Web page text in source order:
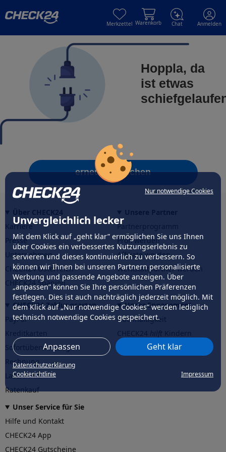
Nur notwendige Cookies
Unvergleichlich lecker
Mit dem Klick auf „geht klar” ermöglichen Sie uns Ihnen
über Cookies ein verbessertes Nutzungserlebnis zu
servieren und dieses kontinuierlich zu verbessern. So
können wir Ihnen bei unseren Partnern personalisierte
Werbung und passende Angebote anzeigen. Über
„anpassen” können Sie Ihre persönlichen Präferenzen
festlegen. Dies ist auch nachträglich jederzeit möglich. Mit
dem Klick auf „Nur notwendige Cookies” werden lediglich
technisch notwendige Cookies gespeichert.
Anpassen Geht klar
Datenschutzerklärung
Cookierichtlinie
Impressum
Merkzettel Warenkorb Chat Anmelden
Hoppla, da
ist etwas
erneut versuchen
Karriere
Presse
Unternehmen
CHECK24 Österreich
CHECK24 Spanien
Partnerprogramm
Profi werden
Affiliate werden
Werkstattpartner werden
CHECK24 Zahlungsarten
PayPal
Sofortüberweisung
Rechnung
Lastschrift
Ratenkauf
Unser Engagement
Nachhaltigkeit
CHECK24hilftder Natur
Unser Service für Sie
Hilfe und Kontakt
CHECK24 App
CHECK24 Gutscheine